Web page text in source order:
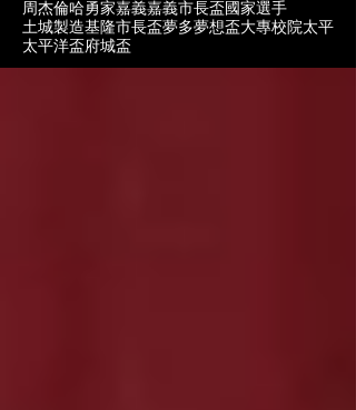
周杰倫哈勇家嘉義嘉義市長盃 國家選手
土城製造基隆市長盃夢多夢想盃大專校院太平
太平洋盃府城盃